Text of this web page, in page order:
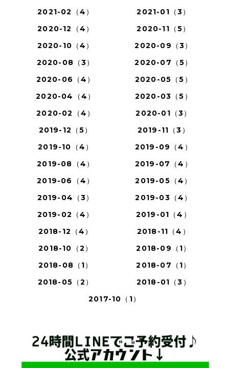
2021-02（4）
2021-01（3）
2020-12（4）
2020-11（5）
2020-10（4）
2020-09（3）
2020-08（3）
2020-07（5）
2020-06（4）
2020-05（5）
2020-04（4）
2020-03（5）
2020-02（4）
2020-01（3）
2019-12（5）
2019-11（3）
2019-10（4）
2019-09（4）
2019-08（4）
2019-07（4）
2019-06（4）
2019-05（4）
2019-04（3）
2019-03（4）
2019-02（4）
2019-01（4）
2018-12（4）
2018-11（4）
2018-10（2）
2018-09（1）
2018-08（1）
2018-07（1）
2018-05（2）
2018-01（3）
2017-10（1）